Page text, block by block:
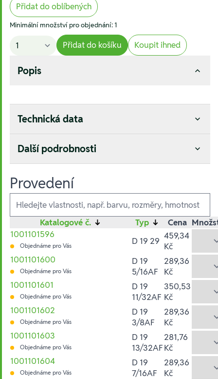
Přidat do oblíbených
Minimální množství pro objednání: 1
Přidat do košíku Koupit ihned
Popis
Technická data
Další podrobnosti
Provedení
Ausführungen
Katalogové č. ↓ Typ ↓ Cena
1001101596
Objednáme pro Vás D 19 29 459,34
Kč
1001101600
Objednáme pro Vás
D 19
5/16AF
289,36
Kč
1001101601
Objednáme pro Vás
D 19
11/32AF
350,53
Kč
1001101602
Objednáme pro Vás
D 19
3/8AF
289,36
Kč
1001101603
Objednáme pro Vás
D 19
13/32AF
281,76
Kč
1001101604
Objednáme pro Vás
D 19
7/16AF
289,36
Kč